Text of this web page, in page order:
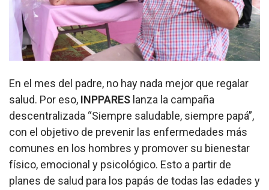
En el mes del padre, no hay nada mejor que regalar
salud. Por eso, INPPARES lanza la campaña
descentralizada “Siempre saludable, siempre papá”,
con el objetivo de prevenir las enfermedades más
comunes en los hombres y promover su bienestar
físico, emocional y psicológico. Esto a partir de
planes de salud para los papás de todas las edades y